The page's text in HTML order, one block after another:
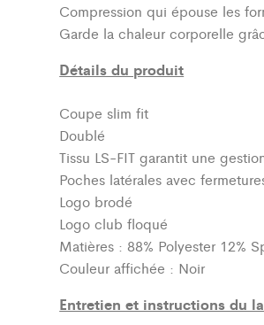
Compression qui épouse les
Garde la chaleur corporelle
Détails du produit
Coupe slim fit
Doublé
Tissu LS-FIT garantit une
Poches latérales avec
Logo brodé
Logo club floqué
Matières : 88% Polyester 12%
Couleur affichée : Noir
Entretien et instructions du